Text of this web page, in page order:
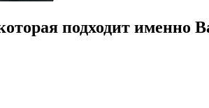
подходит именно